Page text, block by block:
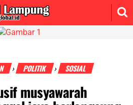
› POLITIK › SOSIAL
musyawarah